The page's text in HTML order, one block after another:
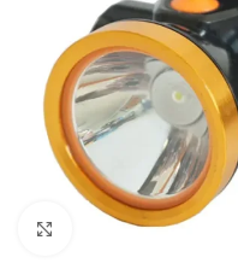
Haga Clic Para Ampliar